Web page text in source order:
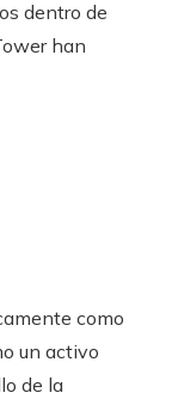
dentro de
han
como
un activo
de la